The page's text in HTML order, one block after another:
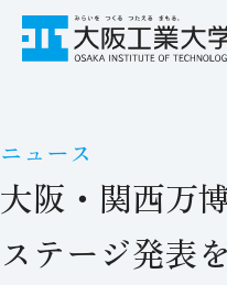
ニュース
大阪・関西万
ステージ発表